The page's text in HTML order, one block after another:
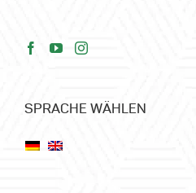
SPRACHE WÄHLEN